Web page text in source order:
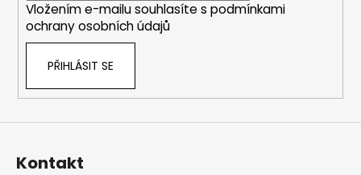
Vložením e-mailu souhlasíte s podmínkami
ochrany osobních údajů
PŘIHLÁSIT SE
Kontakt